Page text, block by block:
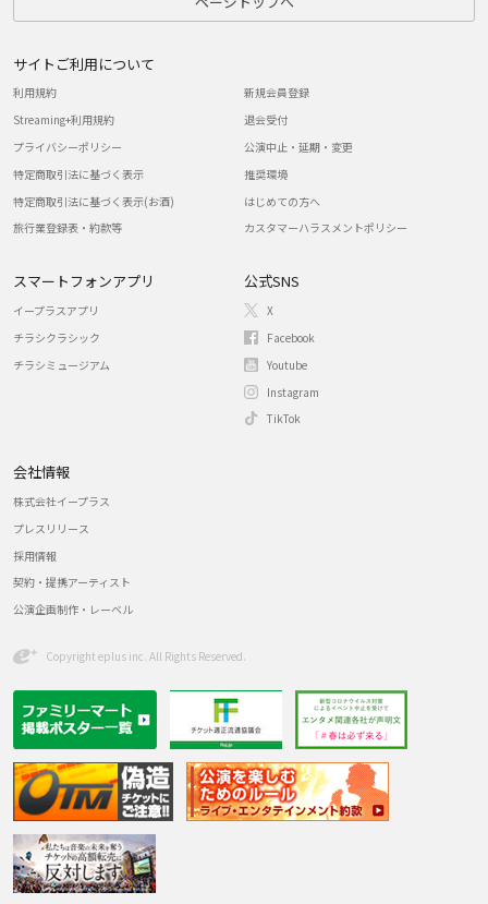
サイトご利用について
利用規約
Streaming+利用規約
プライバシーポリシー
特定商取引法に基づく表示
特定商取引法に基づく表示(お酒)
旅行業登録表・約款等
新規会員登録
退会受付
公演中止・延期・変更
推奨環境
はじめての方へ
カスタマーハラスメントポリシー
スマートフォンアプリ
イープラスアプリ
チラシクラシック
チラシミュージアム
公式SNS
X
Facebook
Youtube
Instagram
TikTok
会社情報
株式会社イープラス
プレスリリース
採用情報
契約・提携アーティスト
公演企画制作・レーベル
Copyright eplus inc. All Rights Reserved.